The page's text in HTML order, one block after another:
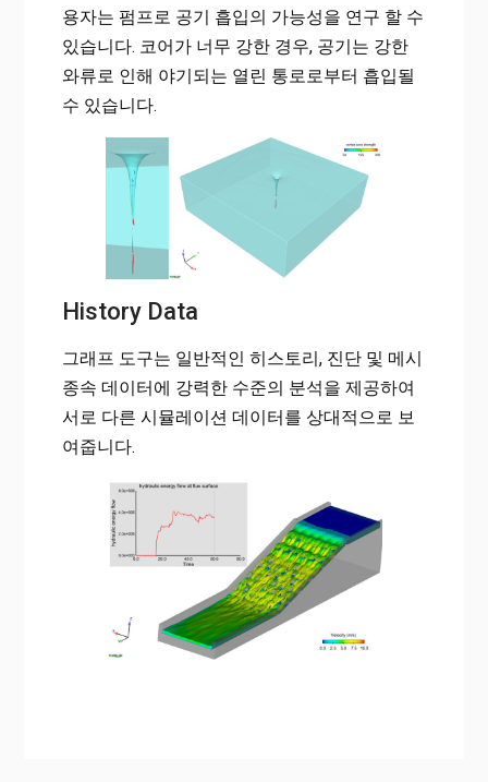
용자는 펌프로 공기 흡입의 가능성을 연구 할 수
있습니다. 코어가 너무 강한 경우, 공기는 강한
와류로 인해 야기되는 열린 통로로부터 흡입될
수 있습니다.
History Data
그래프 도구는 일반적인 히스토리, 진단 및 메시
종속 데이터에 강력한 수준의 분석을 제공하여
서로 다른 시뮬레이션 데이터를 상대적으로 보
여줍니다.